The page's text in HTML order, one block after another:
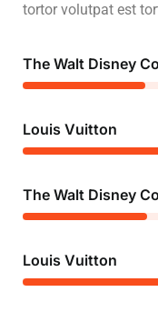
tortor volutpat est
The Walt Disney
Louis Vuitton
The Walt Disney
Louis Vuitton